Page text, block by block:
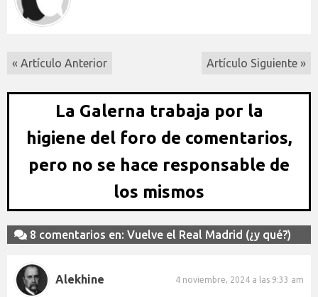
« Artículo Anterior Artículo Siguiente »
La Galerna trabaja por la
higiene del foro de comentarios,
pero no se hace responsable de
los mismos
8 comentarios en: Vuelve el Real Madrid (¿y qué?)
Alekhine 4 noviembre, 2024 a las 9:33 am